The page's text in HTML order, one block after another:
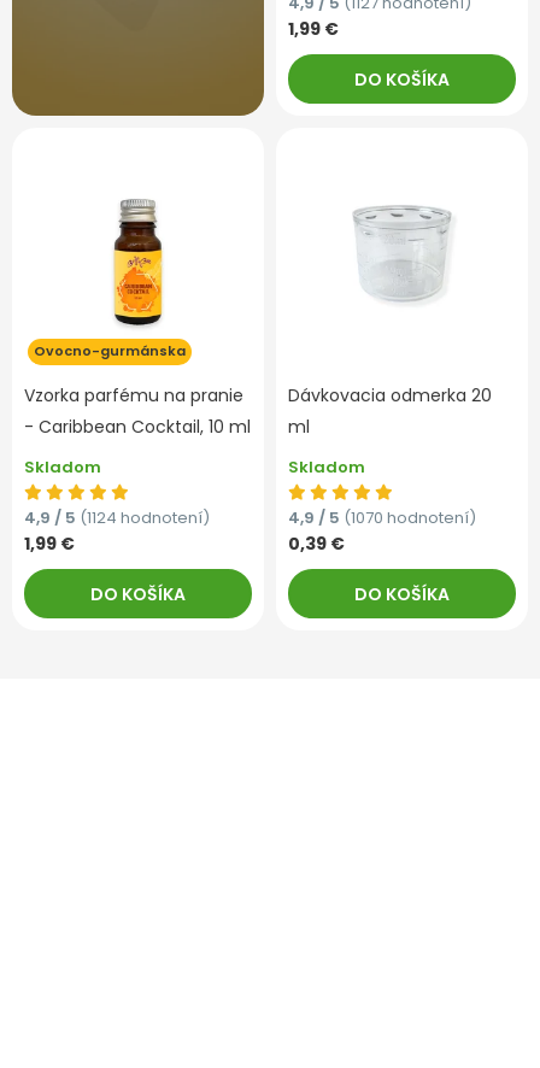
1,99 €
DO KOŠÍKA
Ovocno-gurmánska
Vzorka parfému na pranie
- Caribbean Cocktail, 10 ml
Skladom
4,9 / 5 (1124 hodnotení)
1,99 €
DO KOŠÍKA
Dávkovacia odmerka 20
ml
Skladom
4,9 / 5 (1070 hodnotení)
0,39 €
DO KOŠÍKA